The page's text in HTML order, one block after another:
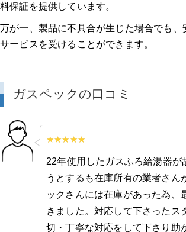
料保証を提供しています。
万が一、製品に不具合が生じた場合でも、
サービスを受けることができます。
ガスペックの口コミ
22年使用したガスふろ給湯器が
うとするも在庫所有の業者さん
ックさんには在庫があった為、
きました。対応して下さったス
切・丁寧な対応をして下さり助